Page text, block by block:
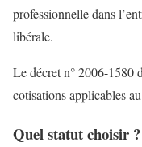
professionnelle dans
libérale.
Le décret n° 2006-1580
cotisations applicables
Quel statut choisir ?